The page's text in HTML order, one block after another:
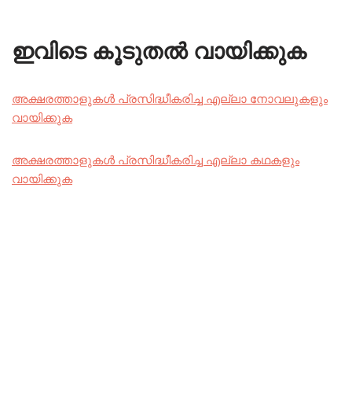
ഇവിടെ കൂടുതൽ വായിക്കുക
അക്ഷരത്താളുകൾ പ്രസിദ്ധീകരിച്ച എല്ലാ നോവലുകളും
വായിക്കുക
അക്ഷരത്താളുകൾ പ്രസിദ്ധീകരിച്ച എല്ലാ കഥകളും
വായിക്കുക